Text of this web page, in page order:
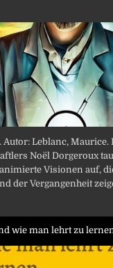
Autor: Leblanc, Maurice.
Noël Dorgeroux
Visionen auf,
der Vergangenheit
wie man lehrt zu